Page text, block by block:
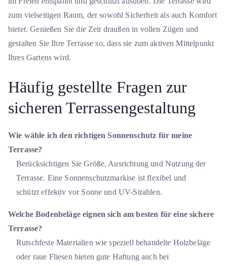
zum vielseitigen Raum, der sowohl Sicherheit als auch Komfort
bietet. Genießen Sie die Zeit draußen in vollen Zügen und
gestalten Sie Ihre Terrasse so, dass sie zum aktiven Mittelpunkt
Ihres Gartens wird.
Häufig gestellte Fragen zur
sicheren Terrassengestaltung
Wie wähle ich den richtigen Sonnenschutz für meine
Terrasse?
Berücksichtigen Sie Größe, Ausrichtung und Nutzung der
Terrasse. Eine Sonnenschutzmarkise ist flexibel und
schützt effektiv vor Sonne und UV-Strahlen.
Welche Bodenbeläge eignen sich am besten für eine sichere
Terrasse?
Rutschfeste Materialien wie speziell behandelte Holzbeläge
oder raue Fliesen bieten gute Haftung auch bei